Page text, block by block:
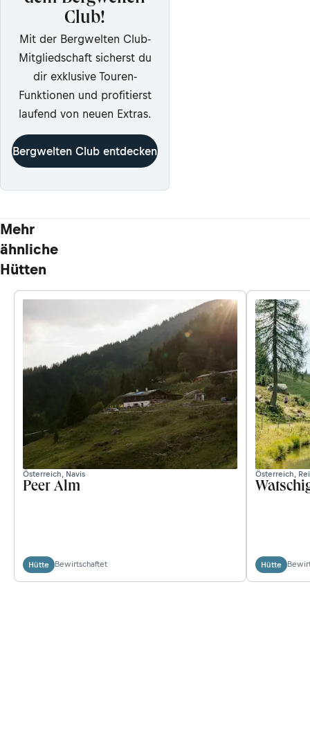
Club!
Mit der Bergwelten Club-
Mitgliedschaft sicherst du
dir exklusive Touren-
Funktionen und profitierst
laufend von neuen Extras.
Bergwelten Club entdecken
Mehr
ähnliche
Hütten
Österreich, Navis
Peer Alm
Hütte Bewirtschaftet
Österreich,
Hütte